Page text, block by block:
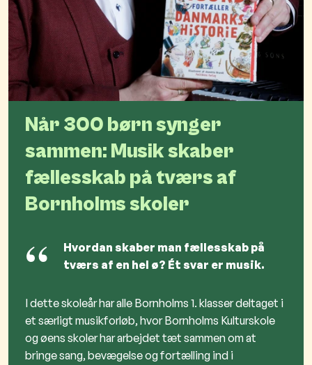
Når 300 børn synger
sammen: Musik skaber
fællesskab på tværs af
Bornholms skoler
Hvordan skaber man fællesskab på
tværs af en hel ø? Ét svar er musik.
I dette skoleår har alle Bornholms 1. klasser deltaget i
et særligt musikforløb, hvorBornholms Kulturskole
og øens skoler har arbejdet tæt sammen om at
bringe sang, bevægelse og fortælling ind i